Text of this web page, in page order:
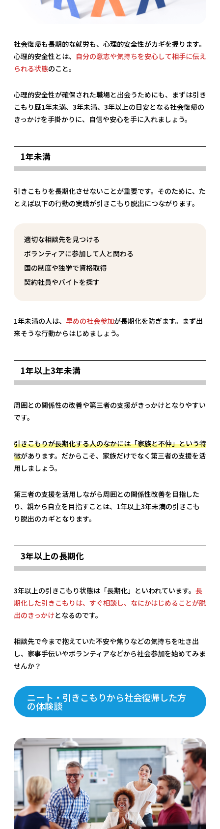
社会復帰も長期的な就労も、心理的安全性がカギを握ります。
心理的安全性とは、 自分の意志や気持ちを安心して相手に伝え
られる状態のこと。
心理的安全性が確保された職場と出会うためにも、まずは引き
こもり歴1年未満、3年未満、3年以上の目安となる社会復帰の
きっかけを手掛かりに、自信や安心を手に入れましょう。
1年未満
引きこもりを長期化させないことが重要です。そのために、た
とえば以下の行動の実践が引きこもり脱出につながります。
適切な相談先を見つける
ボランティアに参加して人と関わる
国の制度や独学で資格取得
契約社員やバイトを探す
1年未満の人は、 早めの社会参加が長期化を防ぎます。まず出
来そうな行動からはじめましょう。
1年以上3年未満
周囲との関係性の改善や第三者の支援がきっかけとなりやすい
です。
引きこもりが長期化する人のなかには「家族と不仲」という特
徴があります。だからこそ、家族だけでなく第三者の支援を活
用しましょう。
第三者の支援を活用しながら周囲との関係性改善を目指した
り、親から自立を目指すことは、1年以上3年未満の引きこも
り脱出のカギとなります。
3年以上の長期化
3年以上の引きこもり状態は「長期化」といわれています。 長
期化した引きこもりは、すぐ相談し、なにかはじめることが脱
出のきっかけとなるのです。
相談先で今まで抱えていた不安や焦りなどの気持ちを吐き出
し、家事手伝いやボランティアなどから社会参加を始めてみま
せんか？
ニート・引きこもりから社会復帰した方
の体験談